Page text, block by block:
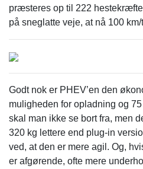
præsteres op til 222
på sneglatte veje, at nå 100
Godt nok er PHEV’en den
muligheden for opladning og
skal man ikke se bort fra, men
320 kg lettere end plug-in
ved, at den er mere agil. Og,
er afgørende, ofte mere